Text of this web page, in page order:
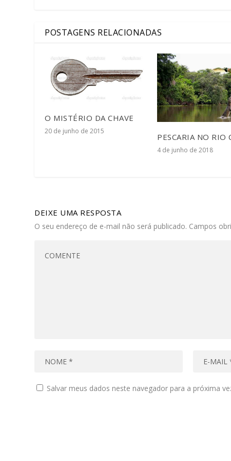
POSTAGENS RELACIONADAS
O MISTÉRIO DA CHAVE
20 de junho de 2015
PESCARIA NO RIO
4 de junho de 2018
DEIXE UMA RESPOSTA
O seu endereço de e-mail não será publicado. Campos
Salvar meus dados neste navegador para a próxima